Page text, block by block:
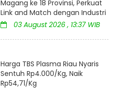
Magang ke 18 Provinsi, Perkuat
Link and Match dengan Industri
03 August 2026 , 13:37 WIB
Harga TBS Plasma Riau Nyaris
Sentuh Rp4.000/Kg, Naik
Rp54,71/Kg